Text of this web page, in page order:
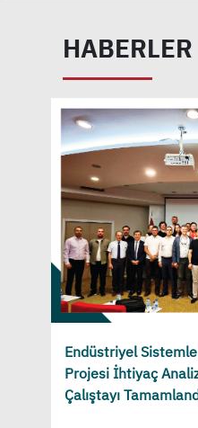
HABERLER
Endüstriyel
Projesi İhtiyaç
Çalıştayı